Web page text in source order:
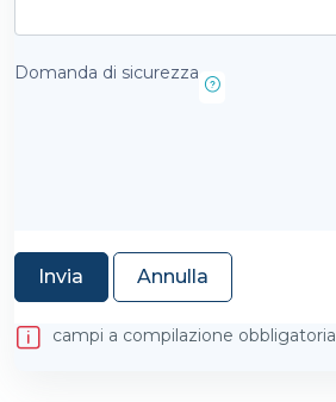
Domanda di sicurezza
campi a compilazione obbligatoria